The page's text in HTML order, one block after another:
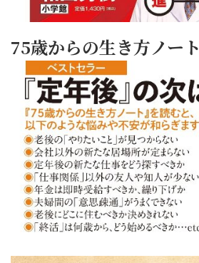
75歳からの生き方ノート